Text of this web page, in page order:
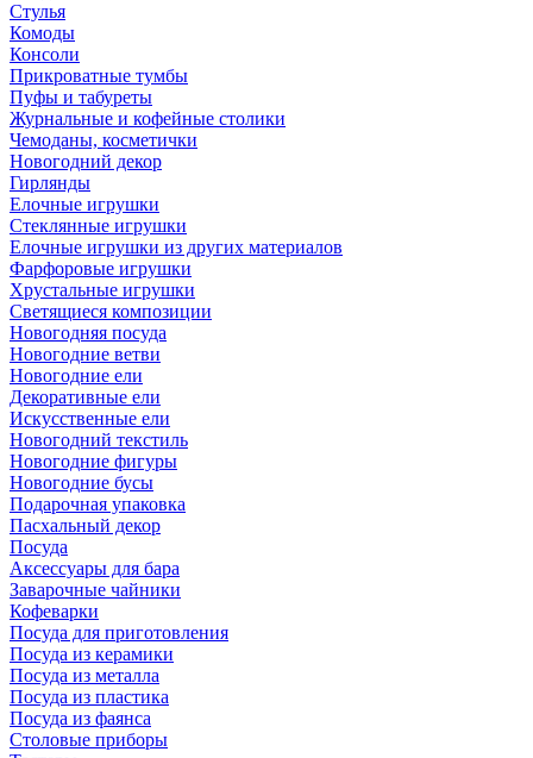
Стулья
Комоды
Консоли
Прикроватные тумбы
Пуфы и табуреты
Журнальные и кофейные столики
Чемоданы, косметички
Новогодний декор
Гирлянды
Елочные игрушки
Стеклянные игрушки
Елочные игрушки из других материалов
Фарфоровые игрушки
Хрустальные игрушки
Светящиеся композиции
Новогодняя посуда
Новогодние ветви
Новогодние ели
Декоративные ели
Искусственные ели
Новогодний текстиль
Новогодние фигуры
Новогодние бусы
Подарочная упаковка
Пасхальный декор
Посуда
Аксессуары для бара
Заварочные чайники
Кофеварки
Посуда для приготовления
Посуда из керамики
Посуда из металла
Посуда из пластика
Посуда из фаянса
Столовые приборы